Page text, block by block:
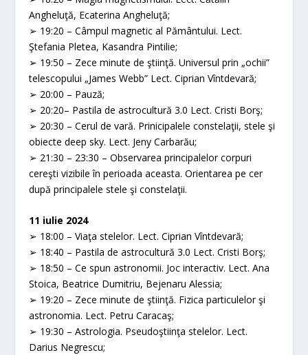
Angheluţă, Ecaterina Angheluţă;
➢ 19:20 – Câmpul magnetic al Pământului. Lect.
Ştefania Pletea, Kasandra Pintilie;
➢ 19:50 – Zece minute de ştiinţă. Universul prin „ochii”
telescopului „James Webb” Lect. Ciprian Vîntdevară;
➢ 20:00 – Pauză;
➢ 20:20– Pastila de astrocultură 3.0 Lect. Cristi Borş;
➢ 20:30 – Cerul de vară. Prinicipalele constelaţii, stele şi
obiecte deep sky. Lect. Jeny Carbarău;
➢ 21:30 – 23:30 – Observarea principalelor corpuri
cereşti vizibile în perioada aceasta. Orientarea pe cer
după principalele stele şi constelaţii.
11 iulie 2024
➢ 18:00 – Viaţa stelelor. Lect. Ciprian Vîntdevară;
➢ 18:40 – Pastila de astrocultură 3.0 Lect. Cristi Borş;
➢ 18:50 – Ce spun astronomii. Joc interactiv. Lect. Ana
Stoica, Beatrice Dumitriu, Bejenaru Alessia;
➢ 19:20 – Zece minute de ştiinţă. Fizica particulelor şi
astronomia. Lect. Petru Caracaş;
➢ 19:30 – Astrologia. Pseudoştiinţa stelelor. Lect.
Darius Negrescu;